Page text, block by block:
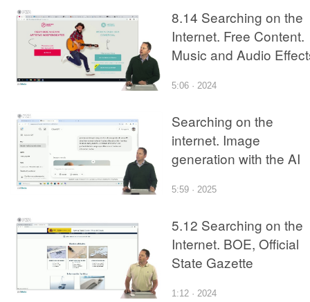
8.14 Searching on the
Internet. Free Content.
Music and Audio
5:06 · 2024
Searching on the
internet. Image
generation with the AI
5:59 · 2025
5.12 Searching on the
Internet. BOE, Official
State Gazette
1:12 · 2024